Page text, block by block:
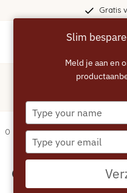
Gratis
/friday
0 artikelen
Geen producten
Slim
Meld je aan en
Type
your
name
Type
your
email